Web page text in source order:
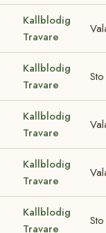
Kallblodig
Travare
Kallblodig
Travare
Sto
Kallblodig
Travare
Kallblodig
Travare
Kallblodig
Travare
Sto